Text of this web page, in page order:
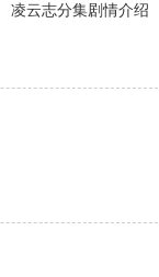
凌云志分集剧情介绍